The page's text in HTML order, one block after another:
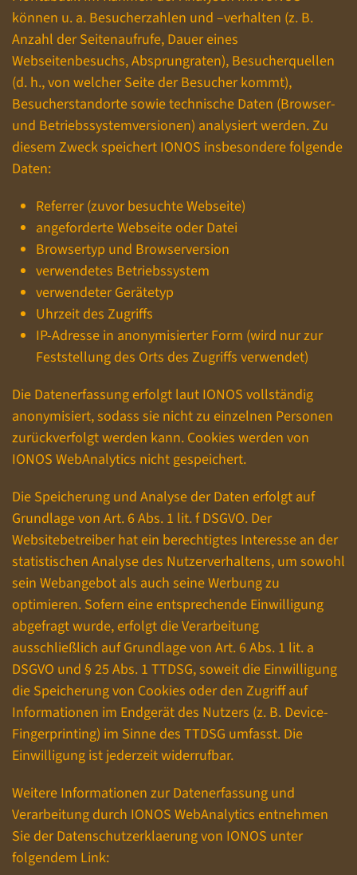
können u. a. Besucherzahlen und –verhalten (z. B.
Anzahl der Seitenaufrufe, Dauer eines
Webseitenbesuchs, Absprungraten), Besucherquellen
(d. h., von welcher Seite der Besucher kommt),
Besucherstandorte sowie technische Daten (Browser-
und Betriebssystemversionen) analysiert werden. Zu
diesem Zweck speichert IONOS insbesondere folgende
Daten:
Referrer (zuvor besuchte Webseite)
angeforderte Webseite oder Datei
Browsertyp und Browserversion
verwendetes Betriebssystem
verwendeter Gerätetyp
Uhrzeit des Zugriffs
IP-Adresse in anonymisierter Form (wird nur zur
Feststellung des Orts des Zugriffs verwendet)
Die Datenerfassung erfolgt laut IONOS vollständig
anonymisiert, sodass sie nicht zu einzelnen Personen
zurückverfolgt werden kann. Cookies werden von
IONOS WebAnalytics nicht gespeichert.
Die Speicherung und Analyse der Daten erfolgt auf
Grundlage von Art. 6 Abs. 1 lit. f DSGVO. Der
Websitebetreiber hat ein berechtigtes Interesse an der
statistischen Analyse des Nutzerverhaltens, um sowohl
sein Webangebot als auch seine Werbung zu
optimieren. Sofern eine entsprechende Einwilligung
abgefragt wurde, erfolgt die Verarbeitung
ausschließlich auf Grundlage von Art. 6 Abs. 1 lit. a
DSGVO und § 25 Abs. 1 TTDSG, soweit die Einwilligung
die Speicherung von Cookies oder den Zugriff auf
Informationen im Endgerät des Nutzers (z. B. Device-
Fingerprinting) im Sinne des TTDSG umfasst. Die
Einwilligung ist jederzeit widerrufbar.
Weitere Informationen zur Datenerfassung und
Verarbeitung durch IONOS WebAnalytics entnehmen
Sie der Datenschutzerklaerung von IONOS unter
folgendem Link: